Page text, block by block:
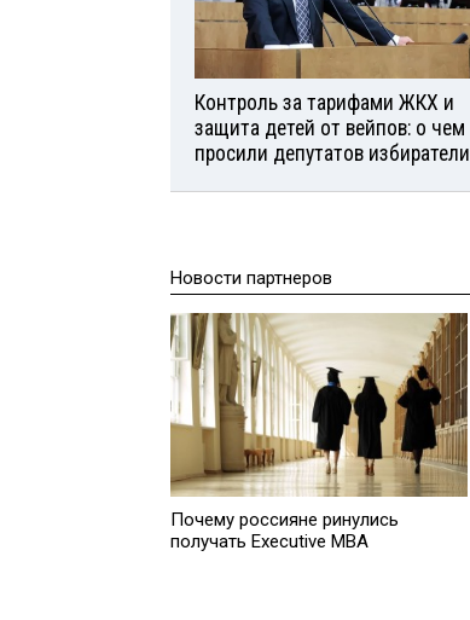
Контроль за тарифами ЖКХ и
защита детей от вейпов: о чем
просили депутатов избиратели
Новости партнеров
Почему россияне ринулись
получать Executive MBA